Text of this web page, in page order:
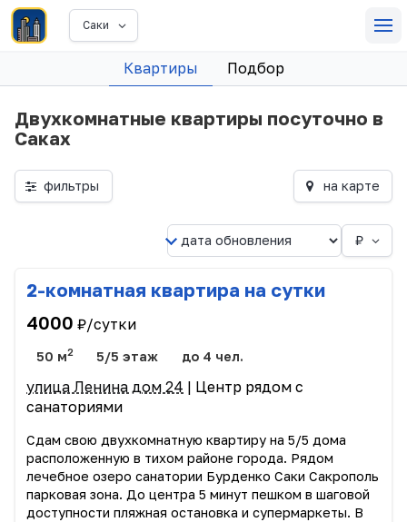
Саки
Квартиры Подбор
Двухкомнатные квартиры посуточно в
Саках
фильтры на карте
₽
2-комнатная квартира на сутки
4000 ₽/сутки
50 м2 5/5 этаж до 4 чел.
улица Ленина дом 24 | Центр рядом с
санаториями
Сдам свою двухкомнатную квартиру на 5/5 дома
расположенную в тихом районе города. Рядом
лечебное озеро санатории Бурденко Саки Сакрополь
парковая зона. До центра 5 минут пешком в шаговой
доступности пляжная остановка и супермаркеты. В